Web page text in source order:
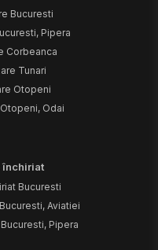
Bucuresti
Pipera
Corbeanca
Tunari
Otopeni
Odai
închiriat
Bucuresti
Aviatiei
Pipera